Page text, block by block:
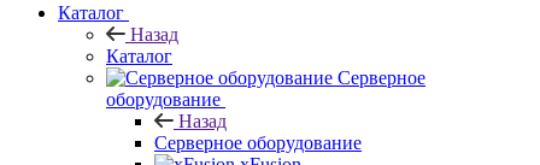
Каталог
Назад
Каталог
Серверное
оборудование
Назад
Серверное оборудование